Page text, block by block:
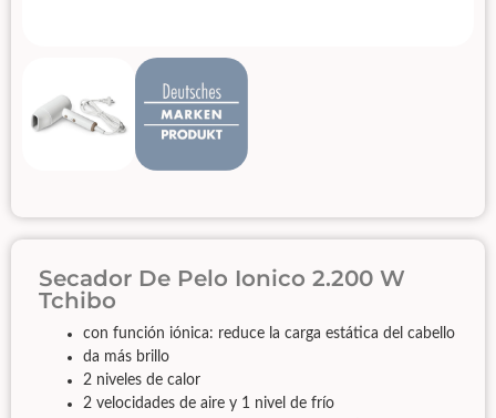
Secador De Pelo Ionico 2.200 W
Tchibo
con función iónica: reduce la carga estática del cabello
da más brillo
2 niveles de calor
2 velocidades de aire y 1 nivel de frío